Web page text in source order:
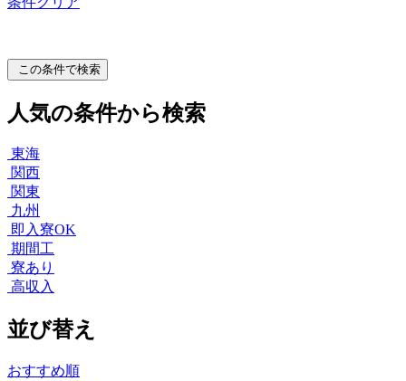
この条件で検索
人気の条件から検索
東海
関西
関東
九州
即入寮OK
期間工
寮あり
高収入
並び替え
おすすめ順